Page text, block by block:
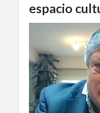
espacio